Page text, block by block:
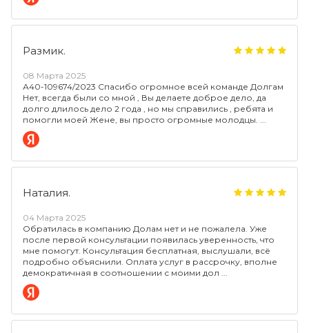
Размик.
08 Марта 2025
А40-109674/2023 Спасибо огромное всей команде Долгам
Нет, всегда были со мной , Вы делаете доброе дело, да
долго длилось дело 2 года , но мы справились , ребята и
помогли моей Жене, вы просто огромные молодцы.
Наталия.
04 Марта 2025
Обратилась в компанию Долам нет и не пожалела. Уже
после первой консультации появилась уверенность, что
мне помогут. Консультация бесплатная, выслушали, всё
подробно объяснили. Оплата услуг в рассрочку, вполне
демократичная в соотношении с моими дол